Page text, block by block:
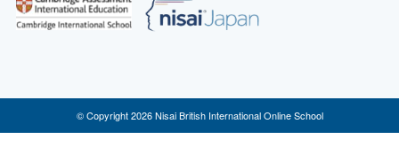
© Copyright 2026 Nisai British International Online School